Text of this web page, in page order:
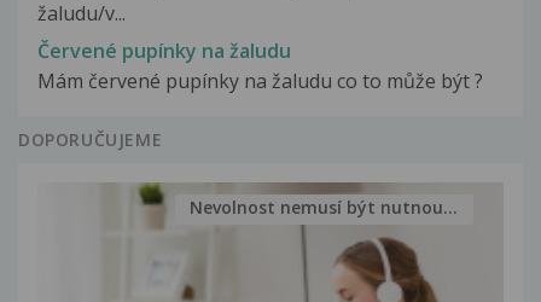
žaludu/v...
Červené pupínky na žaludu
Mám červené pupínky na žaludu co to může být ?
DOPORUČUJEME
Nevolnost nemusí být nutnou...